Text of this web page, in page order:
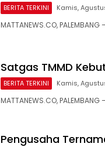
BERITA TERKINI Kamis,
MATTANEWS.CO,
Satgas TMMD
BERITA TERKINI Kamis,
MATTANEWS.CO,
Pengusaha